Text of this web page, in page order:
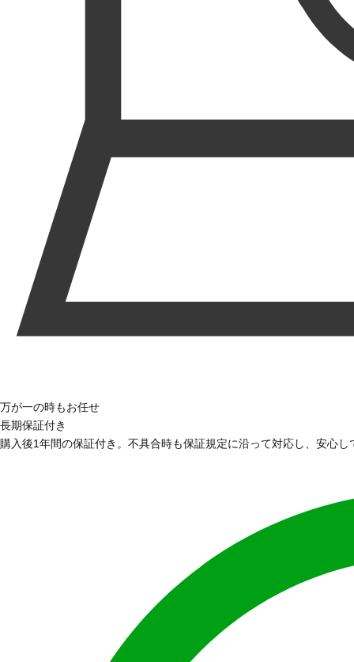
万が一の時もお任せ
長期保証付き
購入後1年間の保証付き。不具合時も保証規定に沿って対応し、安心